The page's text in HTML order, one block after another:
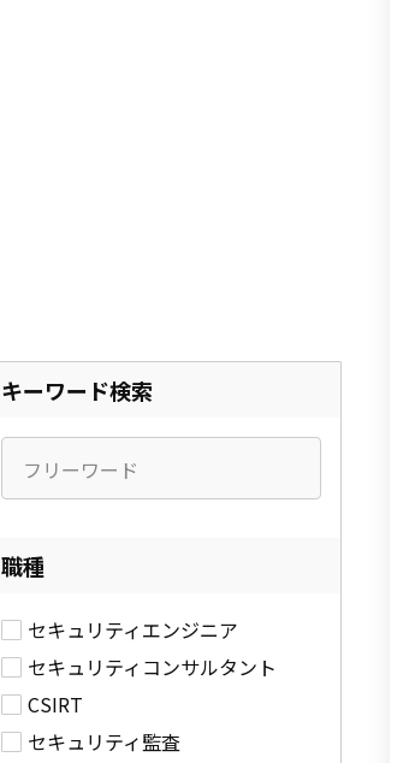
キーワード検索
職種
セキュリティエンジニア
セキュリティコンサルタント
CSIRT
セキュリティ監査